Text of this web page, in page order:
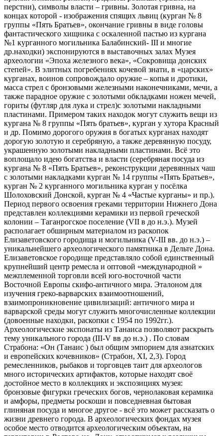
перстни), символы власти – гривны. Золотая гривна, на
концах которой - изображения спящих львиц (курган № 8
группы «Пять Братьев», окончание гривны в виде головы
фантастического хищника с оскаленной пастью из кургана
№1 курганного могильника Балабинский- III и многие
др.находки) экспонируются в выставочных залах Музея
археологии «Эпоха железного века», «Сокровища донских
степей». В элитных погребениях кочевой знати, в «царских»
курганах, воинов сопровождало оружие – копья и дротики,
масса стрел с бронзовыми железными наконечниками, мечи, а
также парадное оружие с золотыми обкладками ножен мечей,
гориты (футляр для лука и стрел)с золотыми накладными
пластинами. Примером таких находок могут служить вещи из
кургана № 8 группы «Пять братьев», курган у хутора Красный
и др. Помимо дорогого оружия в богатых курганах находят
дорогую золотую и серебряную, а также деревянную посуду,
украшенную золотыми накладными пластинами. Всё это
воплощало идею богатства и власти (серебряная посуда из
кургана № 8 «Пять Братьев», реконструкции деревянных чаш
с золотыми накладками курган № 14 группы «Пять Братьев»,
курган № 2 курганного могильника курган у посёлка
Шолоховский Донской, курган № 4 «Частые курганы» и пр.).
Период первого освоения греками территории Нижнего Дона
представлен коллекциями керамики из первой греческой
колонии – Таганрогское поселение (VII в до н.э.). Музей
располагает обширным материалом из раскопок
Елизаветовского городища и могильника (V-III вв. до н.э.) –
уникальнейшего археологического памятника в Дельте Дона.
Елизаветовское городище представляло собой единственный
крупнейший центр ремесла и оптовой «международной »
межплеменной торговли всей юго-восточной части
Восточной Европы скифо-античного мира. Эталоном для
изучения греко-варварских взаимоотношений,
взаимопроникновение цивилизаций: античного мира и
варварской среды могут служить многочисленные коллекции
(довоенные находки, раскопки с 1954 по 1992гг.).
Археологические экспонаты из Танаиса позволяют раскрыть
тему уникального города (III-V вв до н.э.) . По словам
Страбона: «Он (Танаис ) был общим эмпорием для азиатских
и европейских кочевников» (Страбон, ХI, 2,3). Город
ремесленников, рыбаков и торговцев таит для археологов
много исторических артифактов, которые находят своё
достойное место в коллекциях и экспозициях музея:
бронзовые фигурки греческих богов, чернолаковая керамика
и амфоры, предметы роскоши и повседневная бытовая
глиняная посуда и многое другое - всё это может рассказать о
жизни древнего города. В археологических фондах музея
особое место отводится археологическим объектам, на